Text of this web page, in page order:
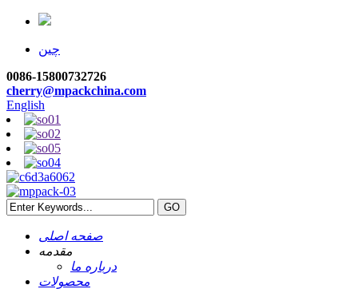
چین
0086-15800732726
cherry@mpackchina.com
English
صفحه اصلی
مقدمه
درباره ما
محصولات